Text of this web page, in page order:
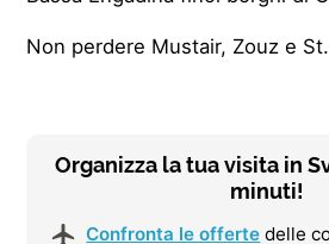
Non perdere Mustair, Zouz e
Organizza la tua visita in
minuti!
Confronta le offerte delle